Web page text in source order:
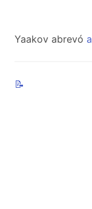
Yaakov abrevó a
📝